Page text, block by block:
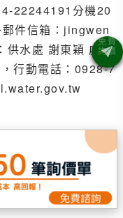
22244191分機20
件信箱：jingwen
水處 謝東穎 處長
行動電話：0928-7